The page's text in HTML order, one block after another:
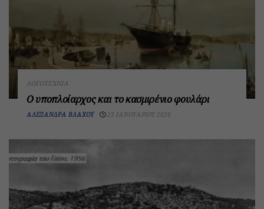
ΛΟΓΟΤΕΧΝΊΑ
Ο υποπλοίαρχος και το κασμιρένιο φουλάρι
ΑΛΕΞΆΝΔΡΑ ΒΛΆΧΟΥ 23 ΙΑΝΟΥΑΡΊΟΥ 2026